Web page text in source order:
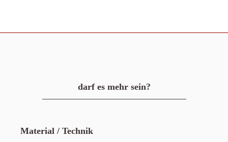
darf es mehr sein?
Material / Technik